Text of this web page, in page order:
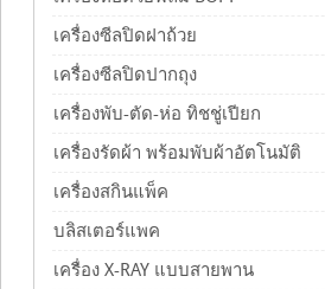
เครื่องซีลปิดฝาถ้วย
เครื่องซีลปิดปากถุง
เครื่องพับ-ตัด-ห่อ ทิชชู่เปียก
เครื่องรัดผ้า พร้อมพับผ้าอัตโนมัติ
เครื่องสกินแพ็ค
บลิสเตอร์แพค
เครื่อง X-RAY แบบสายพาน